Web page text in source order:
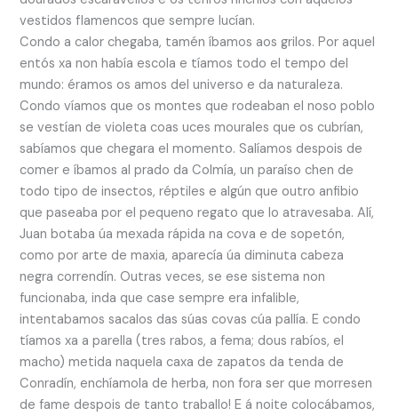
vestidos flamencos que sempre lucían.
Condo a calor chegaba, tamén íbamos aos grilos. Por aquel
entós xa non había escola e tíamos todo el tempo del
mundo: éramos os amos del universo e da naturaleza.
Condo víamos que os montes que rodeaban el noso poblo
se vestían de violeta coas uces mourales que os cubrían,
sabíamos que chegara el momento. Salíamos despois de
comer e íbamos al prado da Colmía, un paraíso chen de
todo tipo de insectos, réptiles e algún que outro anfibio
que paseaba por el pequeno regato que lo atravesaba. Alí,
Juan botaba úa mexada rápida na cova e de sopetón,
como por arte de maxia, aparecía úa diminuta cabeza
negra correndín. Outras veces, se ese sistema non
funcionaba, inda que case sempre era infalible,
intentabamos sacalos das súas covas cúa pallía. E condo
tíamos xa a parella (tres rabos, a fema; dous rabíos, el
macho) metida naquela caxa de zapatos da tenda de
Conradín, enchíamola de herba, non fora ser que morresen
de fame despois de tanto traballo! E á noite colocábamos,